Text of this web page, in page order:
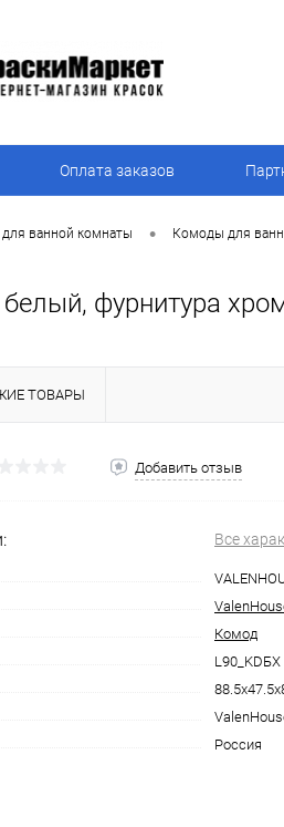
Оплата заказов
ванной комнаты •
Комоды для
фурнитура
ТОВАРЫ
Добавить отзыв
Все
Комод
L90_KDБХ
Россия